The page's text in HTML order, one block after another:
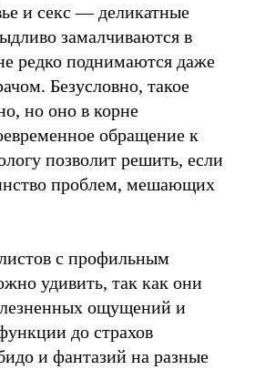
и секс — деликатные
замалчиваются в
редко поднимаются даже
Безусловно, такое
но оно в корне
обращение к
позволит решить, если
проблем, мешающих
с профильным
удивить, так как они
ощущений и
до страхов
и фантазий на разные